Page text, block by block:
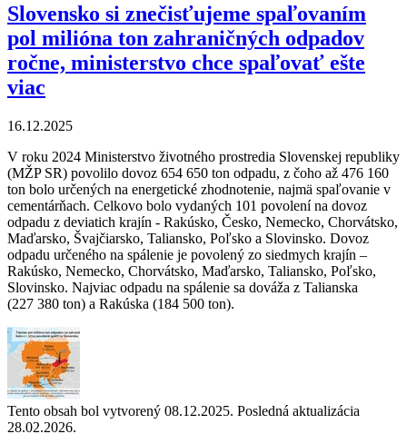
Slovensko si znečisťujeme spaľovaním
pol milióna ton zahraničných odpadov
ročne, ministerstvo chce spaľovať ešte
viac
16.12.2025
V roku 2024 Ministerstvo životného prostredia Slovenskej republiky
(MŽP SR) povolilo dovoz 654 650 ton odpadu, z čoho až 476 160
ton bolo určených na energetické zhodnotenie, najmä spaľovanie v
cementárňach. Celkovo bolo vydaných 101 povolení na dovoz
odpadu z deviatich krajín - Rakúsko, Česko, Nemecko, Chorvátsko,
Maďarsko, Švajčiarsko, Taliansko, Poľsko a Slovinsko. Dovoz
odpadu určeného na spálenie je povolený zo siedmych krajín –
Rakúsko, Nemecko, Chorvátsko, Maďarsko, Taliansko, Poľsko,
Slovinsko. Najviac odpadu na spálenie sa dováža z Talianska
(227 380 ton) a Rakúska (184 500 ton).
Tento obsah bol vytvorený 08.12.2025. Posledná aktualizácia
28.02.2026.